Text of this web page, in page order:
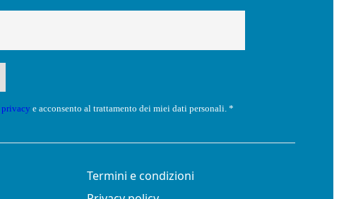
privacy e acconsento al trattamento dei miei dati personali. *
Termini e condizioni